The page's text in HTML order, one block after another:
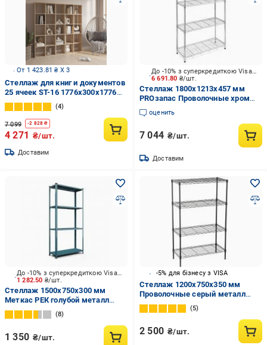
От 1 423.81 ₴ X 3
Стеллаж для книг и документов
25 ячеек ST-16 1776х300х1776
мм Дуб Сонома
4
7 099 -2 828 ₴
4 271 ₴/шт.
Доставим
6 691.80 ₴/шт.
До -10% з суперкредиткою Visa Вигода
Стеллаж 1800x1213x457 мм
PROзапас Проволочные хром
металл полки 4 шт.
хромированный
оценить
7 044 ₴/шт.
Доставим
1 282.50 ₴/шт.
До -10% з суперкредиткою Visa Вигода
Стеллаж 1500x750x300 мм
Меткас РЕК голубой металл
полки 4 шт. крашенный
8
1 350 ₴/шт.
-5% для бізнесу з VISA
Стеллаж 1200x750x350 мм
Проволочные серый металл
полки 4 шт. крашенный
5
2 500 ₴/шт.